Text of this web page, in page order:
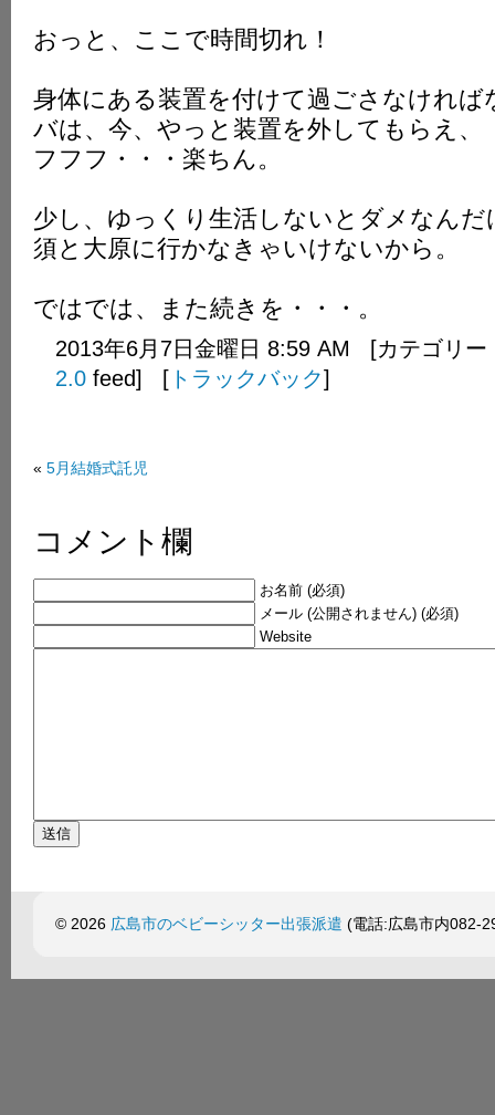
おっと、ここで時間切れ！
身体にある装置を付けて過ごさなけれ
バは、今、やっと装置を外してもらえ、
フフフ・・・楽ちん。
少し、ゆっくり生活しないとダメなんだ
須と大原に行かなきゃいけないから。
ではでは、また続きを・・・。
2013年6月7日金曜日 8:59 AM [カテゴリー
2.0 feed] [ トラックバック]
« 5月結婚式託児
コメント欄
お名前 (必須)
メール (公開されません) (必須)
Website
© 2026 広島市のベビーシッター出張派遣 (電話:広島市内082-